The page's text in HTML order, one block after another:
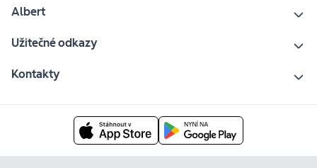
Albert
Užitečné odkazy
Kontakty